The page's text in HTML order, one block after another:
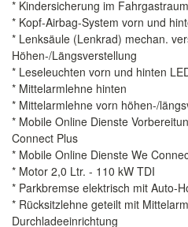
* Kindersicherung im Fahrgastraum
* Kopf-Airbag-System vorn und
* Lenksäule (Lenkrad) mechan.
Höhen-/Längsverstellung
* Leseleuchten vorn und hinten
* Mittelarmlehne hinten
* Mittelarmlehne vorn höhen-/
* Mobile Online Dienste
Connect Plus
* Mobile Online Dienste We
* Motor 2,0 Ltr. - 110 kW TDI
* Parkbremse elektrisch mit Auto-
* Rücksitzlehne geteilt mit
Durchladeeinrichtung